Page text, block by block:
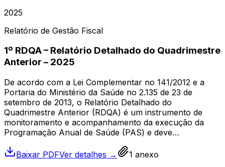
2025
Relatório de Gestão Fiscal
1º RDQA – Relatório Detalhado do Quadrimestre
Anterior – 2025
De acordo com a Lei Complementar no 141/2012 e a
Portaria do Ministério da Saúde no 2.135 de 23 de
setembro de 2013, o Relatório Detalhado do
Quadrimestre Anterior (RDQA) é um instrumento de
monitoramento e acompanhamento da execução da
Programação Anual de Saúde (PAS) e deve…
Baixar PDFVer detalhes → 1 anexo